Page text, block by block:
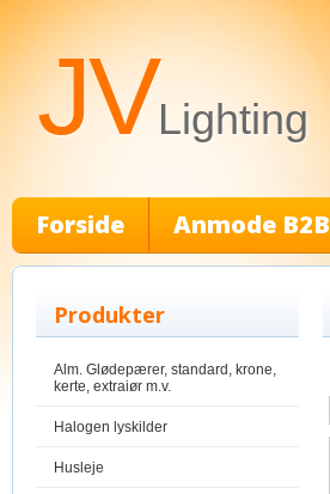
JVLighting
Forside Anmode B2B
Produkter
Alm. Glødepærer, standard, krone,
kerte, extraiør m.v.
Halogen lyskilder
Husleje